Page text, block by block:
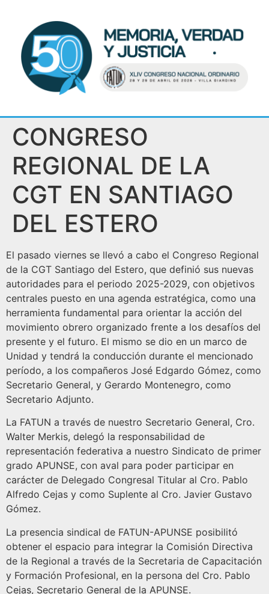
CONGRESO
REGIONAL DE LA
CGT EN SANTIAGO
DEL ESTERO
El pasado viernes se llevó a cabo el Congreso Regional
de la CGT Santiago del Estero, que definió sus nuevas
autoridades para el periodo 2025-2029, con objetivos
centrales puesto en una agenda estratégica, como una
herramienta fundamental para orientar la acción del
movimiento obrero organizado frente a los desafíos del
presente y el futuro. El mismo se dio en un marco de
Unidad y tendrá la conducción durante el mencionado
período, a los compañeros José Edgardo Gómez, como
Secretario General, y Gerardo Montenegro, como
Secretario Adjunto.
La FATUN a través de nuestro Secretario General, Cro.
Walter Merkis, delegó la responsabilidad de
representación federativa a nuestro Sindicato de primer
grado APUNSE, con aval para poder participar en
carácter de Delegado Congresal Titular al Cro. Pablo
Alfredo Cejas y como Suplente al Cro. Javier Gustavo
Gómez.
La presencia sindical de FATUN-APUNSE posibilitó
obtener el espacio para integrar la Comisión Directiva
de la Regional a través de la Secretaria de Capacitación
y Formación Profesional, en la persona del Cro. Pablo
Cejas, Secretario General de la APUNSE.